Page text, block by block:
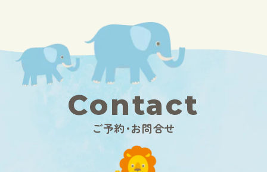
Contact
ご予約･お問合せ